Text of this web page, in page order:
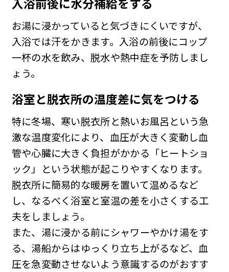
入浴前後に水分補給をする
お湯に浸かっていると気づきにくいですが、
入浴では汗をかきます。入浴の前後にコップ
一杯の水を飲み、脱水や熱中症を予防しまし
ょう。
浴室と脱衣所の温度差に気をつける
特に冬場、寒い脱衣所と熱いお風呂という急
激な温度変化により、血圧が大きく変動し血
管や心臓に大きく負担がかかる「ヒートショ
ック」という状態が起こりやすくなります。
脱衣所に簡易的な暖房を置いて温めるなど
し、なるべく浴室と室温の差を小さくする工
夫をしましょう。
また、湯に浸かる前にシャワーやかけ湯をす
る、湯船からはゆっくり立ち上がるなど、血
圧を急変動させないよう意識するのがおすす